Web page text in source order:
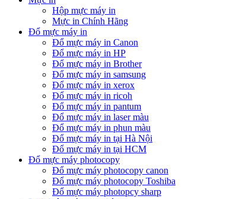
Hộp mực máy in
Mực in Chính Hãng
Đổ mực máy in
Đổ mực máy in Canon
Đổ mực máy in HP
Đổ mực máy in Brother
Đổ mực máy in samsung
Đổ mực máy in xerox
Đổ mực máy in ricoh
Đổ mực máy in pantum
Đổ mực máy in laser màu
Đổ mực máy in phun màu
Đổ mực máy in tại Hà Nội
Đổ mực máy in tại HCM
Đổ mực máy photocopy
Đổ mực máy photocopy canon
Đổ mực máy photocopy Toshiba
Đổ mực máy photopcy sharp